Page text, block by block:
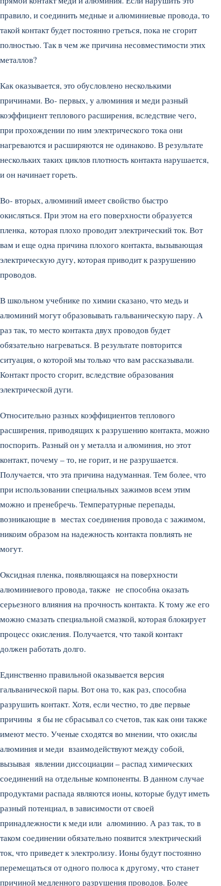
правило, и соединить медные и алюминиевые провода, то
такой контакт будет постоянно греться, пока не сгорит
полностью. Так в чем же причина несовместимости этих
металлов?
Как оказывается, это обусловлено несколькими
причинами. Во- первых, у алюминия и меди разный
коэффициент теплового расширения, вследствие чего,
при прохождении по ним электрического тока они
нагреваются и расширяются не одинаково. В результате
нескольких таких циклов плотность контакта нарушается,
и он начинает гореть.
Во- вторых, алюминий имеет свойство быстро
окисляться. При этом на его поверхности образуется
пленка, которая плохо проводит электрический ток. Вот
вам и еще одна причина плохого контакта, вызывающая
электрическую дугу, которая приводит к разрушению
проводов.
В школьном учебнике по химии сказано, что медь и
алюминий могут образовывать гальваническую пару. А
раз так, то место контакта двух проводов будет
обязательно нагреваться. В результате повторится
ситуация, о которой мы только что вам рассказывали.
Контакт просто сгорит, вследствие образования
электрической дуги.
Относительно разных коэффициентов теплового
расширения, приводящих к разрушению контакта, можно
поспорить. Разный он у металла и алюминия, но этот
контакт, почему – то, не горит, и не разрушается.
Получается, что эта причина надуманная. Тем более, что
при использовании специальных зажимов всем этим
можно и пренебречь. Температурные перепады,
возникающие в местах соединения провода с зажимом,
никоим образом на надежность контакта повлиять не
могут.
Оксидная пленка, появляющаяся на поверхности
алюминиевого провода, также не способна оказать
серьезного влияния на прочность контакта. К тому же его
можно смазать специальной смазкой, которая блокирует
процесс окисления. Получается, что такой контакт
должен работать долго.
Единственно правильной оказывается версия
гальванической пары. Вот она то, как раз, способна
разрушить контакт. Хотя, если честно, то две первые
причины я бы не сбрасывал со счетов, так как они также
имеют место. Ученые сходятся во мнении, что окислы
алюминия и меди взаимодействуют между собой,
вызывая явлении диссоциации – распад химических
соединений на отдельные компоненты. В данном случае
продуктами распада являются ионы, которые будут иметь
разный потенциал, в зависимости от своей
принадлежности к меди или алюминию. А раз так, то в
таком соединении обязательно появится электрический
ток, что приведет к электролизу. Ионы будут постоянно
перемещаться от одного полюса к другому, что станет
причиной медленного разрушения проводов. Более